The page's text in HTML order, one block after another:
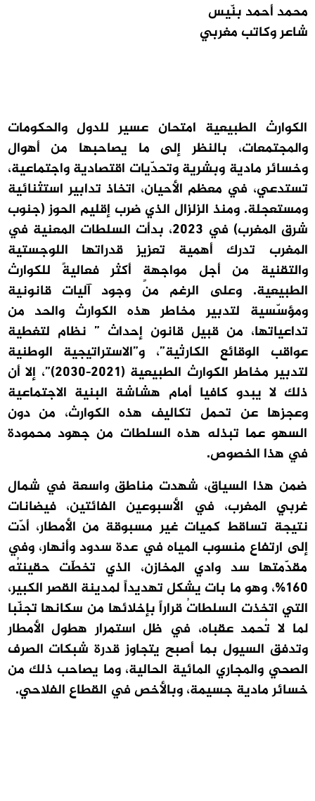
محمد أحمد بنّيس
شاعر وكاتب مغربي
الكوارث الطبيعية امتحان عسير للدول والحكومات
والمجتمعات، بالنظر إلى ما يصاحبها من أهوال
وخسائر مادية وبشرية وتحدّيات اقتصادية واجتماعية،
تستدعي، في معظم الأحيان، اتخاذ تدابير استثنائية
ومستعجلة. ومنذ الزلزال الذي ضرب إقليم الحوز (جنوب
شرق المغرب) في 2023، بدأت السلطات المعنية في
المغرب تدرك أهمية تعزيز قدراتها اللوجستية
والتقنية من أجل مواجهةٍ أكثر فعاليةً للكوارث
الطبيعية. وعلى الرغم من وجود آليات قانونية
ومؤسّسية لتدبير مخاطر هذه الكوارث والحد من
تداعياتها، من قبيل قانون إحداث ” نظام لتغطية
عواقب الوقائع الكارثية”، و”الاستراتيجية الوطنية
لتدبير مخاطر الكوارث الطبيعية (2021-2030)”، إلا أن
ذلك لا يبدو كافيا أمام هشاشة البنية الاجتماعية
وعجزها عن تحمل تكاليف هذه الكوارث، من دون
السهو عما تبذله هذه السلطات من جهود محمودة
في هذا الخصوص.
ضمن هذا السياق، شهدت مناطق واسعة في شمال
غربي المغرب، في الأسبوعين الفائتين، فيضانات
نتيجة تساقط كميات غير مسبوقة من الأمطار، أدّت
إلى ارتفاع منسوب المياه في عدة سدود وأنهار، وفي
مقدّمتها سد وادي المخازن، الذي تخطّت حقينتُه
160%، وهو ما بات يشكل تهديداً لمدينة القصر الكبير،
التي اتخذت السلطاتُ قراراً بإخلائها من سكانها تجنّبا
لما لا تُحمد عقباه، في ظل استمرار هطول الأمطار
وتدفق السيول بما أصبح يتجاوز قدرة شبكات الصرف
الصحي والمجاري المائية الحالية، وما يصاحب ذلك من
خسائر مادية جسيمة، وبالأخص في القطاع الفلاحي.